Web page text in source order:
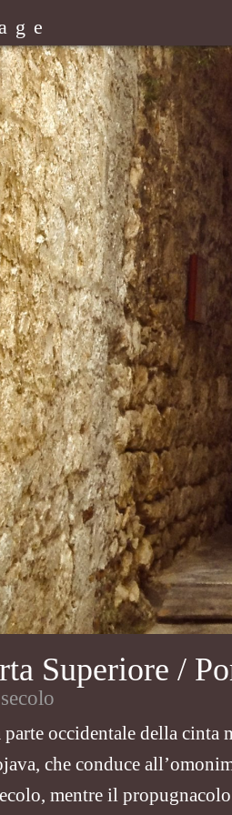
Superiore /
occidentale della cinta
che conduce
mentre il